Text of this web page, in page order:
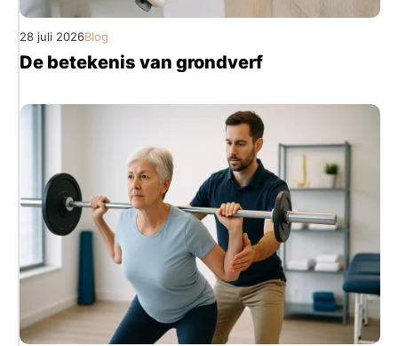
28 juli 2026Blog
De betekenis van grondverf